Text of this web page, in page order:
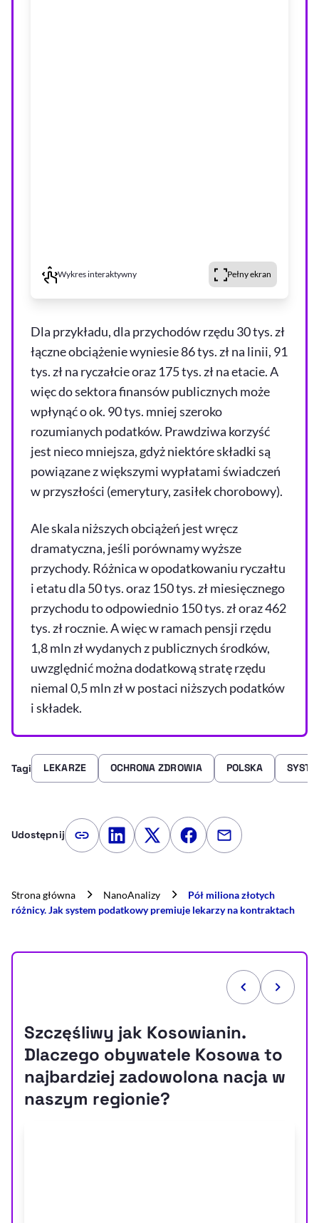
Wykres interaktywny Pełny ekran
Dla przykładu, dla przychodów rzędu 30 tys. zł
łączne obciążenie wyniesie 86 tys. zł na linii, 91
tys. zł na ryczałcie oraz 175 tys. zł na etacie. A
więc do sektora finansów publicznych może
wpłynąć o ok. 90 tys. mniej szeroko
rozumianych podatków. Prawdziwa korzyść
jest nieco mniejsza, gdyż niektóre składki są
powiązane z większymi wypłatami świadczeń
w przyszłości (emerytury, zasiłek chorobowy).
Ale skala niższych obciążeń jest wręcz
dramatyczna, jeśli porównamy wyższe
przychody. Różnica w opodatkowaniu ryczałtu
i etatu dla 50 tys. oraz 150 tys. zł miesięcznego
przychodu to odpowiednio 150 tys. zł oraz 462
tys. zł rocznie. A więc w ramach pensji rzędu
1,8 mln zł wydanych z publicznych środków,
uwzględnić można dodatkową stratę rzędu
niemal 0,5 mln zł w postaci niższych podatków
i składek.
Szczęśliwy jak Kosowianin.
Dlaczego obywatele Kosowa to
najbardziej zadowolona nacja w
naszym regionie?
Tagi LEKARZE OCHRONA ZDROWIA POLSKA
Udostępnij Kopiuj link artykułu
Udostępnij na LinkedIn
Udostępnij na Twitterze
Udostępnij na
Udostępnij
Strona główna NanoAnalizy
Pół miliona złotych
różnicy. Jak system podatkowy premiuje lekarzy na kontraktach